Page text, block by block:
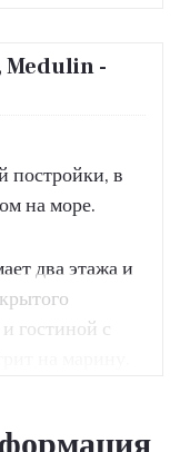
Medulin -
постройки, в
на море.
два этажа и
гостиной с
на марину.